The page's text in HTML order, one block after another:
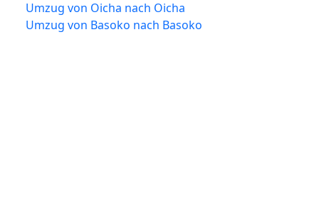
Umzug von Oicha nach Oicha
Umzug von Basoko nach Basoko